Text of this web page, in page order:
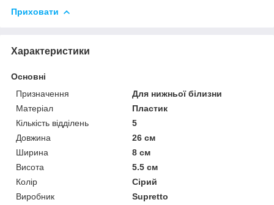
Приховати
Характеристики
Основні
Призначення
Для нижньої білизни
Матеріал
Пластик
Кількість відділень
5
Довжина
26 см
Ширина
8 см
Висота
5.5 см
Колір
Сірий
Виробник
Supretto